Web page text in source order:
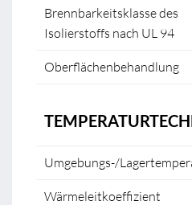
Brennbarkeitsklasse des
Isolierstoffs nach UL 94
Oberflächenbehandlung
Umgebungs-/
Wärmeleitkoeffizient